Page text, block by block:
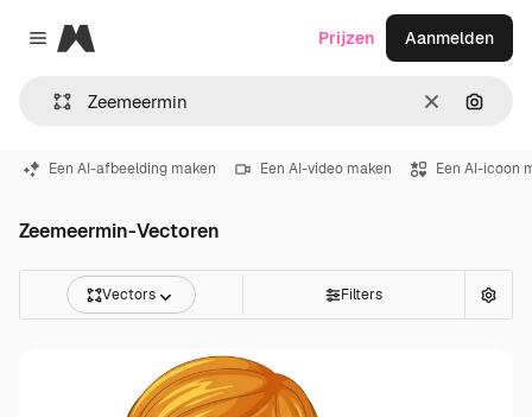
Close menu
Magnific
Wissen
Prijzen Aanmelden
Een AI-afbeelding maken Een AI-video maken Een AI-icoon
Zeemeermin-Vectoren
Vectors Filters